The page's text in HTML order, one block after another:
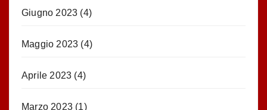
Giugno 2023 (4)
Maggio 2023 (4)
Aprile 2023 (4)
Marzo 2023 (1)